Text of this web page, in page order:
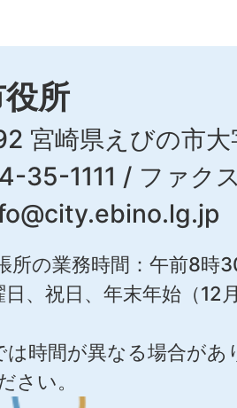
所
宮崎県えびの市大
35-1111 / ファ
所の業務時間：午前8時
、祝日、年末年始（12
は時間が異なる場合が
さい。